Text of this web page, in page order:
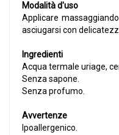
Modalità d'uso
Applicare
asciugarsi con
Ingredienti
Acqua termale uriage,
Senza sapone.
Senza profumo.
Avvertenze
Ipoallergenico.